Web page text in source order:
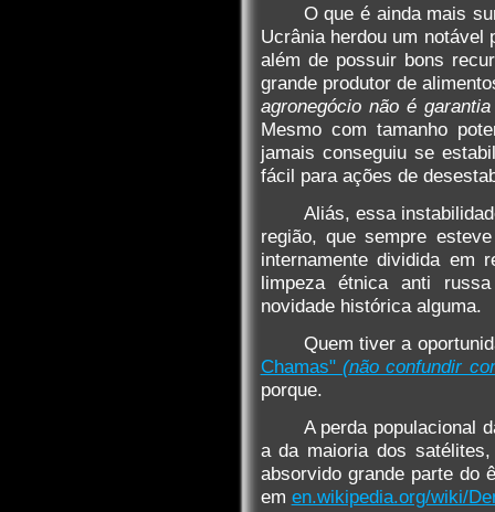
O que é ainda mais
Ucrânia herdou um notável
além de possuir bons
grande produtor de
agronegócio não é
Mesmo com tamanho
jamais conseguiu se
fácil para ações de
Aliás, essa
região, que sempre
internamente dividida em
limpeza étnica anti
novidade histórica alguma.
Quem tiver a
Chamas" (não confundir
porque.
A perda populacional
a da maioria dos
absorvido grande parte do
em en.wikipedia.org/wiki/